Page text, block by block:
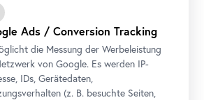
Ausstellungsvorschau
Ads / Conversion Tracking
die Messung der Werbeleistung
von Google. Es werden IP-
IDs, Gerätedaten,
(z. B. besuchte Seiten,